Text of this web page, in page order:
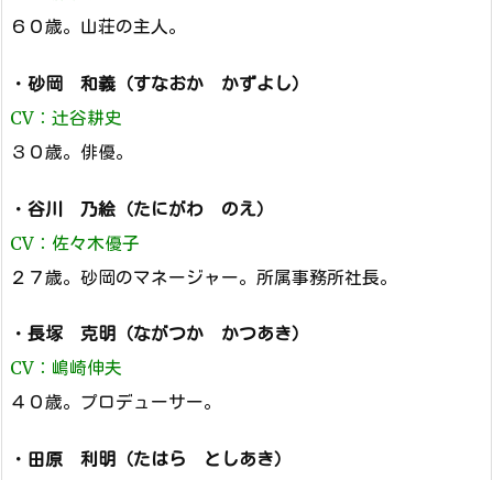
６０歳。山荘の主人。
・ 砂岡 和義（すなおか かずよし）
CV：辻谷耕史
３０歳。俳優。
・ 谷川 乃絵（たにがわ のえ）
CV：佐々木優子
２７歳。砂岡のマネージャー。所属事務所社長。
・ 長塚 克明（ながつか かつあき）
CV：嶋崎伸夫
４０歳。プロデューサー。
・ 田原 利明（たはら としあき）